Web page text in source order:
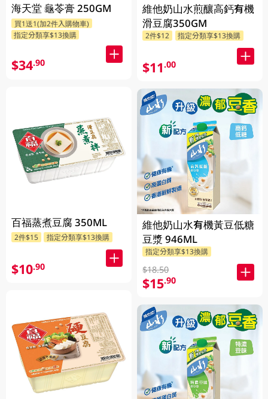
海天堂 龜苓膏 250GM
買1送1(加2件入購物車)
指定分類享$13換購
$34.90
百福蒸煮豆腐 350ML
2件$15 指定分類享$13換購
$10.90
維他奶山水煎釀高鈣有機
滑豆腐350GM
2件$12 指定分類享$13換購
$11.00
維他奶山水有機黃豆低糖
豆漿 946ML
指定分類享$13換購
$18.50
$15.90